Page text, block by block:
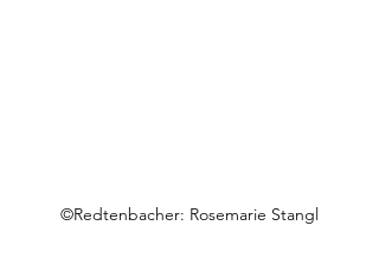
©Redtenbacher: Rosemarie Stangl